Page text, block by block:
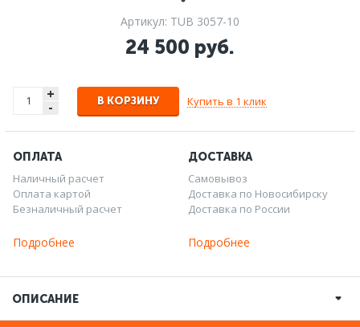
Артикул: TUB 3057-10
24 500 руб.
+
- В КОРЗИНУ Купить в 1 клик
ОПЛАТА
Наличный расчет
Оплата картой
Безналичный расчет
Подробнее
ДОСТАВКА
Самовывоз
Доставка по Новосибирску
Доставка по России
Подробнее
ОПИСАНИЕ